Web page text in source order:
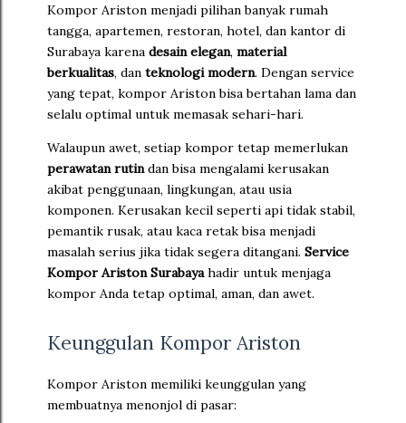
Kompor Ariston menjadi pilihan banyak rumah
tangga, apartemen, restoran, hotel, dan kantor di
Surabaya karena desain elegan, material
berkualitas, dan teknologi modern. Dengan service
yang tepat, kompor Ariston bisa bertahan lama dan
selalu optimal untuk memasak sehari-hari.
Walaupun awet, setiap kompor tetap memerlukan
perawatan rutindan bisa mengalami kerusakan
akibat penggunaan, lingkungan, atau usia
komponen. Kerusakan kecil seperti api tidak stabil,
pemantik rusak, atau kaca retak bisa menjadi
masalah serius jika tidak segera ditangani. Service
Kompor Ariston Surabayahadir untuk menjaga
kompor Anda tetap optimal, aman, dan awet.
Keunggulan Kompor Ariston
Kompor Ariston memiliki keunggulan yang
membuatnya menonjol di pasar: